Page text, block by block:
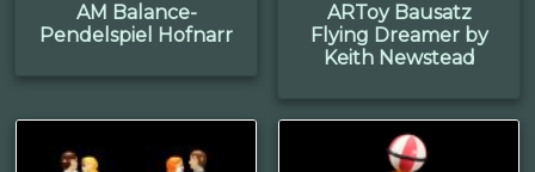
AM Balance-
Pendelspiel Hofnarr
ARToy Bausatz
Flying Dreamer by
Keith Newstead